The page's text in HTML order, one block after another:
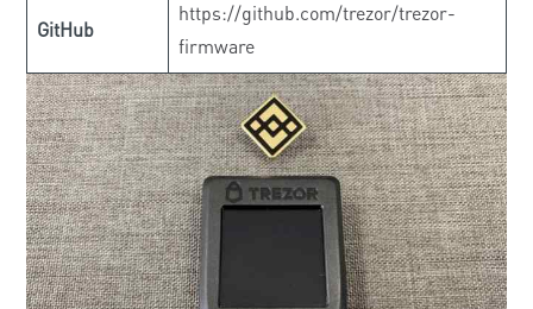
GitHub
https://github.com/trezor/trezor-
firmware